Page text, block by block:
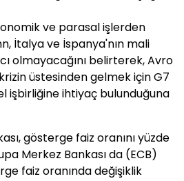
ve parasal işlerden
İtalya ve İspanya'nın mali
olmayacağını belirterek, Avro
üstesinden gelmek için G7
işbirliğine ihtiyaç bulunduğuna
gösterge faiz oranını yüzde
Merkez Bankası da (ECB)
faiz oranında değişiklik